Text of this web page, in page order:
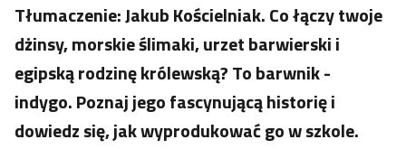
Tłumaczenie: Jakub Kościelniak. Co łączy twoje
dżinsy, morskie ślimaki, urzet barwierski i
egipską rodzinę królewską? To barwnik -
indygo. Poznaj jego fascynującą historię i
dowiedz się, jak wyprodukować go w szkole.